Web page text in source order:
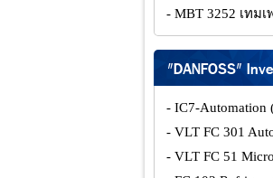
- MBT 3252 เทมเ
"DANFOSS"
- IC7-Automation
- VLT FC 301
- VLT FC 51